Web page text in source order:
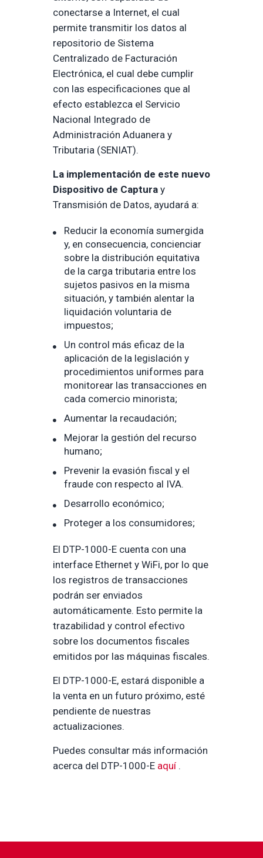
conectarse a Internet, el cual
permite transmitir los datos al
repositorio de Sistema
Centralizado de Facturación
Electrónica, el cual debe cumplir
con las especificaciones que al
efecto establezca el Servicio
Nacional Integrado de
Administración Aduanera y
Tributaria (SENIAT).
La implementación de este nuevo
Dispositivo de Captura y
Transmisión de Datos, ayudará a:
Reducir la economía sumergida
y, en consecuencia, concienciar
sobre la distribución equitativa
de la carga tributaria entre los
sujetos pasivos en la misma
situación, y también alentar la
liquidación voluntaria de
impuestos;
Un control más eficaz de la
aplicación de la legislación y
procedimientos uniformes para
monitorear las transacciones en
cada comercio minorista;
Aumentar la recaudación;
Mejorar la gestión del recurso
humano;
Prevenir la evasión fiscal y el
fraude con respecto al IVA.
Desarrollo económico;
Proteger a los consumidores;
El DTP-1000-E cuenta con una
interface Ethernet y WiFi, por lo que
los registros de transacciones
podrán ser enviados
automáticamente. Esto permite la
trazabilidad y control efectivo
sobre los documentos fiscales
emitidos por las máquinas fiscales.
El DTP-1000-E, estará disponible a
la venta en un futuro próximo, esté
pendiente de nuestras
actualizaciones.
Puedes consultar más información
acerca del DTP-1000-E aquí .